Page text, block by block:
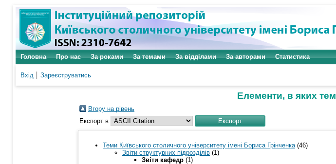
Головна Про нас За роками За темами За відділами За авторами Статистика
Вхід Зареєструватись
Елементи, в яких
Вгору на рівень
Експорт в
Теми Київського столичного університету імені Бориса Грінченка (46)
Звіти структурних підрозділів (1)
Звіти кафедр (1)